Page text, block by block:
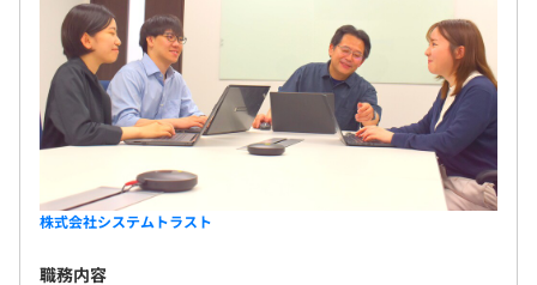
株式会社システムトラスト
職務内容